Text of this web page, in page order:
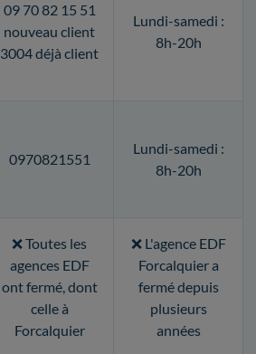
09 70 82 15 51
nouveau client
3004 déjà client
Lundi-samedi :
8h-20h
0970821551
Lundi-samedi :
8h-20h
❌ Toutes les
agences EDF
ont fermé, dont
celle à
Forcalquier
❌ L'agence EDF
Forcalquier a
fermé depuis
plusieurs
années